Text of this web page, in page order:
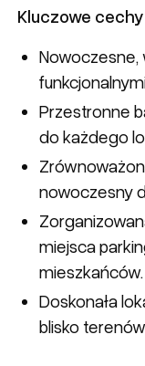
Kluczowe
Nowoczesne,
Przestronne
do każdego
nowoczesny
miejsca
mieszkańców.
Doskonała
blisko